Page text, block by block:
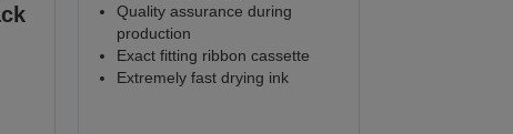
Quality assurance during
production
Exact fitting ribbon cassette
Extremely fast drying ink